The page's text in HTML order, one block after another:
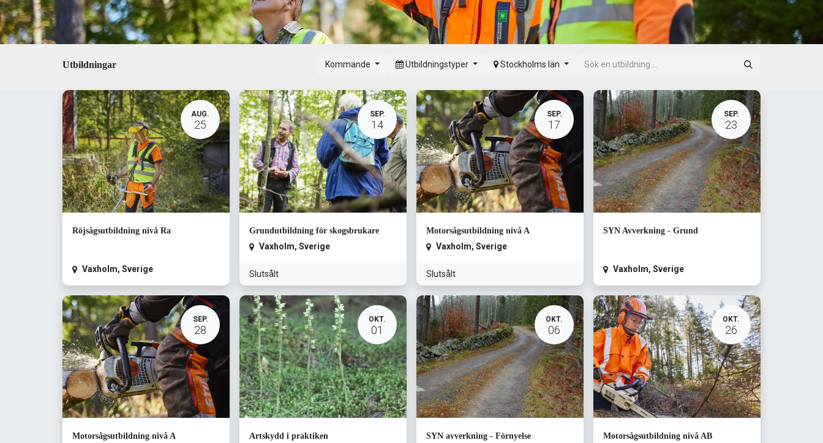
Utbildningar Kommande Utbildningstyper Stockholms län
AUG.
25
Röjsågsutbildning nivå Ra
Vaxholm, Sverige
SEP.
14
Grundutbildning för skogsbrukare
Vaxholm, Sverige
Slutsålt
SEP.
17
Motorsågsutbildning nivå A
Vaxholm, Sverige
Slutsålt
SEP.
23
SYN Avverkning - Grund
Vaxholm, Sverige
SEP.
28
Motorsågsutbildning nivå A
OKT.
01
Artskydd i praktiken
OKT.
06
SYN avverkning - Förnyelse
OKT.
26
Motorsågsutbildning nivå AB